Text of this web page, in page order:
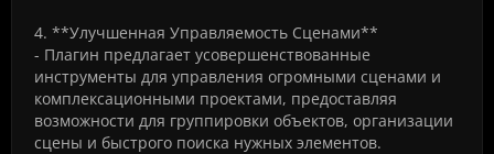
4. **Улучшенная Управляемость Сценами**
- Плагин предлагает усовершенствованные
инструменты для управления огромными сценами и
комплексационными проектами, предоставляя
возможности для группировки объектов, организации
сцены и быстрого поиска нужных элементов.